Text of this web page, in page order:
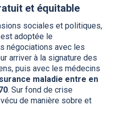
et équitable
sociales et politiques,
est adoptée le
négociations avec les
arriver à la signature des
puis avec les médecins
maladie entre en
. Sur fond de crise
de manière sobre et